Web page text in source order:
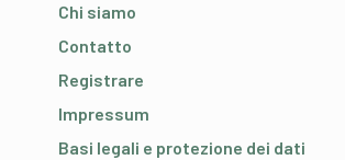
Chi siamo
Contatto
Registrare
Impressum
Basi legali e protezione dei dati